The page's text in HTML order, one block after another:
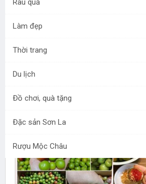
Rau quả
Làm đẹp
Thời trang
Du lịch
Đồ chơi, quà tặng
Đặc sản Sơn La
Rượu Mộc Châu
Tháng 4, Mận Mộc Châu mới vào
mùa đã được rao bán khắp 'chợ